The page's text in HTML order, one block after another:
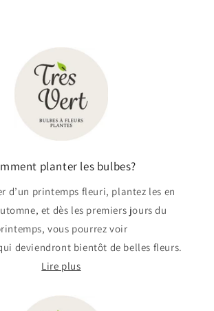
planter les bulbes?
d’un printemps fleuri, plantez les en
et dès les premiers jours du
vous pourrez voir
deviendront bientôt de belles fleurs.
Lire plus